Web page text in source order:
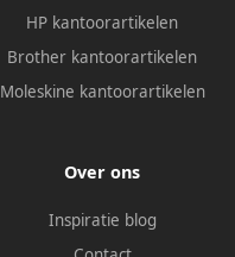
HP kantoorartikelen
Brother kantoorartikelen
Moleskine kantoorartikelen
Over ons
Inspiratie blog